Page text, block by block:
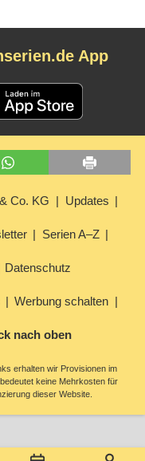
App
Co. KG Updates
Serien A–Z
Datenschutz
Werbung schalten
nach oben
erhalten wir Provisionen im
keine Mehrkosten für
dieser Website.